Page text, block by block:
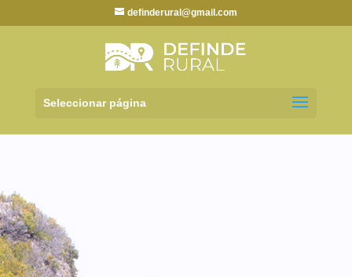
definderural@gmail.com
Seleccionar página